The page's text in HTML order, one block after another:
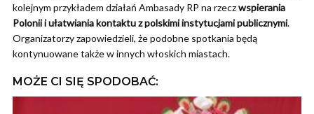
kolejnym przykładem działań Ambasady RP na rzeczwspierania
Polonii i ułatwiania kontaktu z polskimi instytucjami publicznymi.
Organizatorzy zapowiedzieli, że podobne spotkania będą
kontynuowane także w innych włoskich miastach.
MOŻE CI SIĘ SPODOBAĆ: